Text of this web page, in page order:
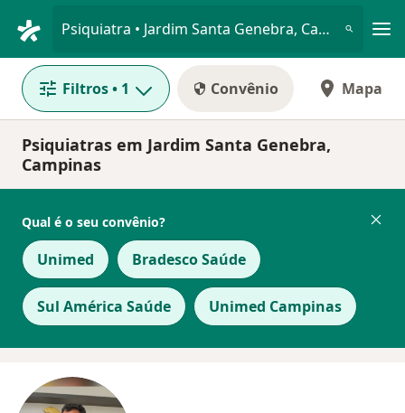
Psiquiatra • Jardim Santa Genebra, Campinas, São Paulo SP
Filtros• 1 Convênio Mapa
Psiquiatras em Jardim Santa Genebra,
Campinas
Qual é o seu convênio?
Unimed Bradesco Saúde
Sul América Saúde Unimed Campinas